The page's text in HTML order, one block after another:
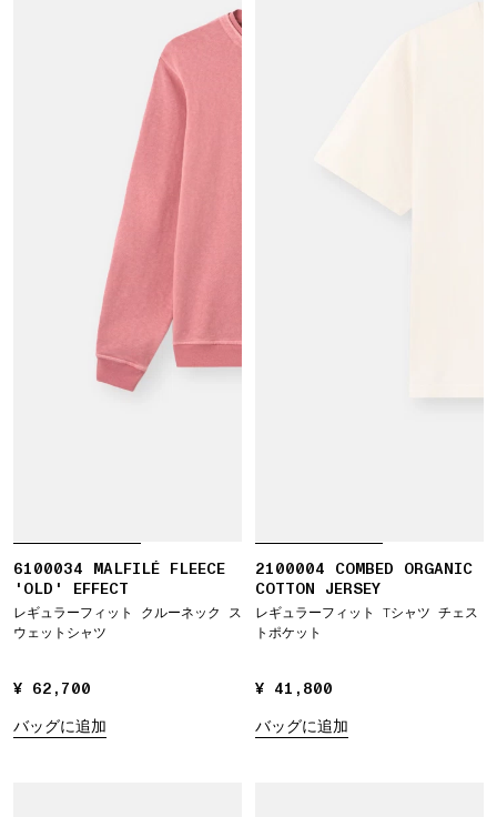
6100034 MALFILÉ FLEECE
'OLD' EFFECT
レギュラーフィット クルーネック ス
ウェットシャツ
¥ 62,700
¥ 62,700
バッグに追加
2100004 COMBED ORGANIC
COTTON JERSEY
レギュラーフィット Tシャツ チェス
トポケット
¥ 41,800
¥ 41,800
バッグに追加